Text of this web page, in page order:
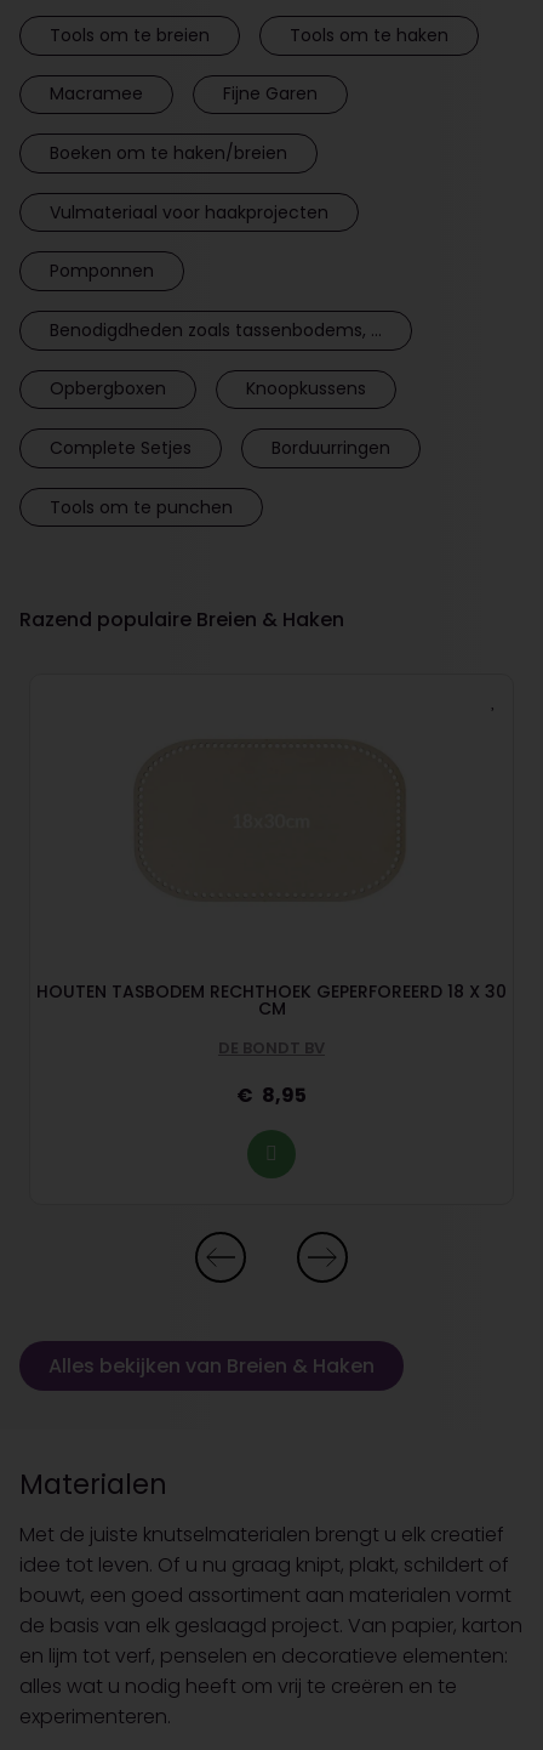
Tools om te breien Tools om te haken
Macramee Fijne Garen
Boeken om te haken/breien
Vulmateriaal voor haakprojecten
Pomponnen
Benodigdheden zoals tassenbodems, ...
Opbergboxen Knoopkussens
Complete Setjes Borduurringen
Tools om te punchen
Razend populaire Breien & Haken
HOUTEN TASBODEM RECHTHOEK GEPERFOREERD 18 X 30
CM
DE BONDT BV
8,95
Alles bekijken van Breien & Haken
Materialen
Met de juiste knutselmaterialen brengt u elk creatief
idee tot leven. Of u nu graag knipt, plakt, schildert of
bouwt, een goed assortiment aan materialen vormt
de basis van elk geslaagd project. Van papier, karton
en lijm tot verf, penselen en decoratieve elementen:
alles wat u nodig heeft om vrij te creëren en te
experimenteren.